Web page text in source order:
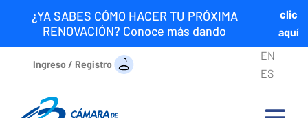
¿YA SABES CÓMO HACER TU PRÓXIMA
RENOVACIÓN? Conoce más dando
clic
aquí
Ingreso / Registro
EN
ES